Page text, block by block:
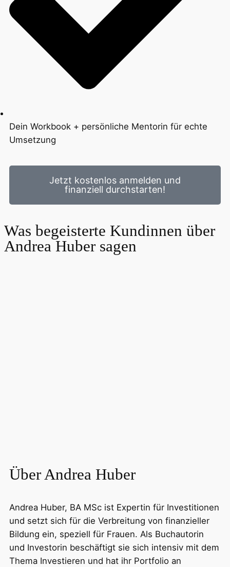
Dein Workbook + persönliche Mentorin für echte
Umsetzung
Jetzt kostenlos anmelden und
finanziell durchstarten!
Was begeisterte Kundinnen über
Andrea Huber sagen
Über Andrea Huber
Andrea Huber, BA MSc ist Expertin für Investitionen
und setzt sich für die Verbreitung von finanzieller
Bildung ein, speziell für Frauen. Als Buchautorin
und Investorin beschäftigt sie sich intensiv mit dem
Thema Investieren und hat ihr Portfolio an